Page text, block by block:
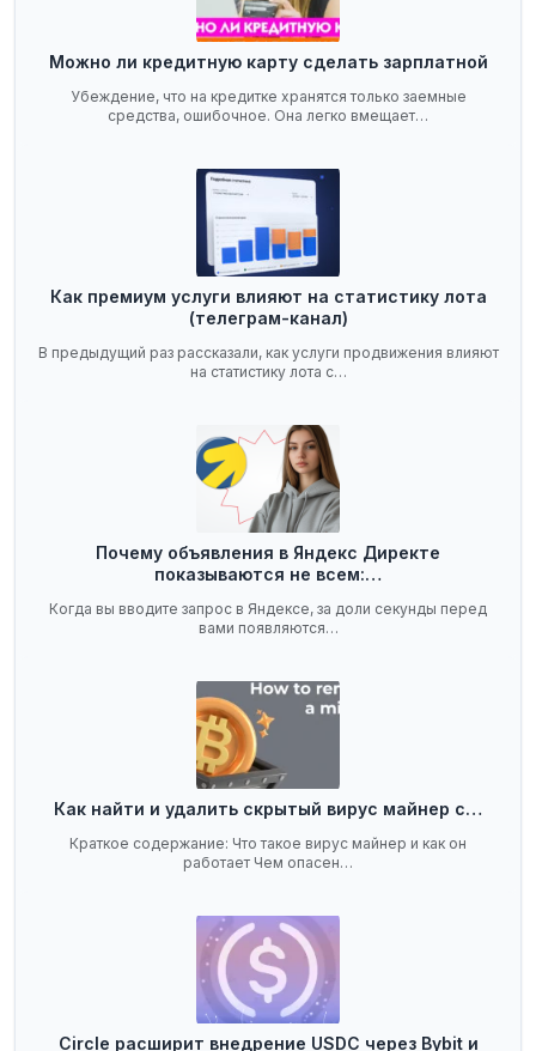
Можно ли кредитную карту сделать зарплатной
Убеждение, что на кредитке хранятся только заемные
средства, ошибочное. Она легко вмещает…
Как премиум услуги влияют на статистику лота
(телеграм-канал)
В предыдущий раз рассказали, как услуги продвижения влияют
на статистику лота с…
Почему объявления в Яндекс Директе
показываются не всем:…
Когда вы вводите запрос в Яндексе, за доли секунды перед
вами появляются…
Как найти и удалить скрытый вирус майнер с…
Краткое содержание: Что такое вирус майнер и как он
работает Чем опасен…
Circle расширит внедрение USDC через Bybit и